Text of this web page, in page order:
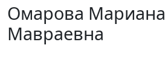
Омарова Мариана
Мавраевна